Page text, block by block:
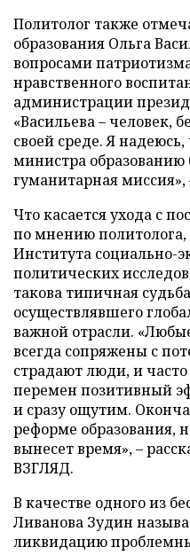
Политолог также
образования Ольга
вопросами
нравственного
администрации
«Васильева – человек,
своей среде. Я
министра образованию
гуманитарная миссия»,
Что касается ухода с
по мнению политолога,
Института социально-
политических
такова типичная
осуществлявшего
важной отрасли.
всегда сопряжены с
страдают люди, и
перемен позитивный
и сразу ощутим.
реформе образования,
вынесет время», –
ВЗГЛЯД.
В качестве одного из
Ливанова Зудин
ликвидацию